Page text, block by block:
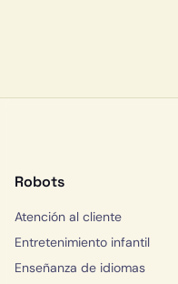
Robots
Atención al cliente
Entretenimiento infantil
Enseñanza de idiomas